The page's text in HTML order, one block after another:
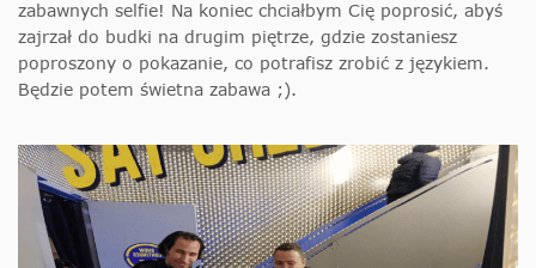
zabawnych selfie! Na koniec chciałbym Cię poprosić, abyś
zajrzał do budki na drugim piętrze, gdzie zostaniesz
poproszony o pokazanie, co potrafisz zrobić z językiem.
Będzie potem świetna zabawa ;).